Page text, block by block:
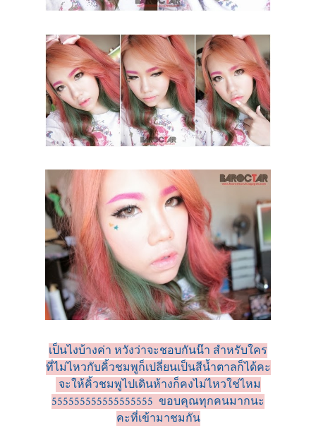
เป็นไงบ้างค่า หวังว่าจะชอบกันน๊า สำหรับใคร
ที่ไม่ไหวกับคิ้วชมพูก็เปลี่ยนเป็นสีน้ำตาลก็ได้คะ
จะให้คิ้วชมพูไปเดินห้างก็คงไม่ไหวใช่ไหม
555555555555555555 ขอบคุณทุกคนมากนะ
คะที่เข้ามาชมกัน